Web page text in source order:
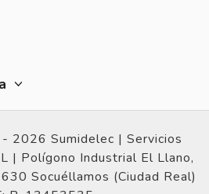
2026 Sumidelec | Servicios
| Polígono Industrial El Llano,
Socuéllamos (Ciudad Real)